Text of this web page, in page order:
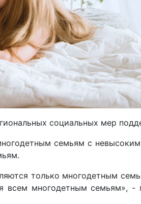
социальных мер
семьям с
только многодетным
многодетным семьям», -